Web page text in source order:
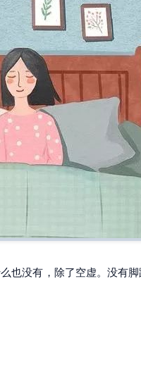
也没有，除了空虚。没有